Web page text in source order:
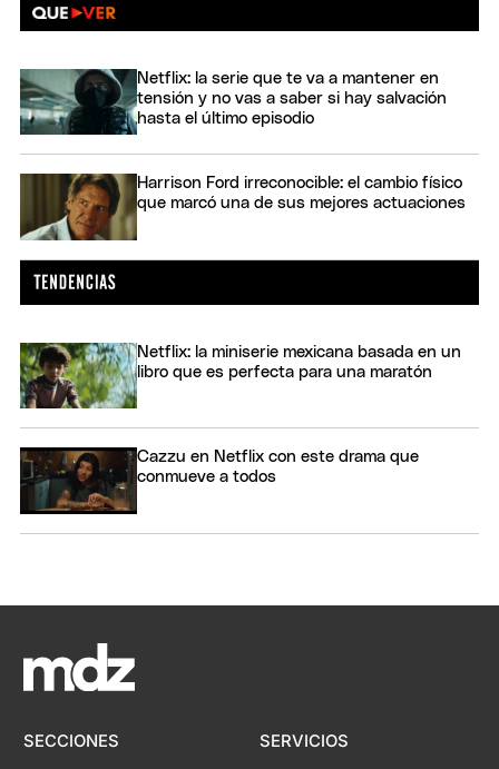
Netflix: la serie que te va a mantener en
tensión y no vas a saber si hay salvación
hasta el último episodio
Harrison Ford irreconocible: el cambio físico
que marcó una de sus mejores actuaciones
Netflix: la miniserie mexicana basada en un
libro que es perfecta para una maratón
Cazzu en Netflix con este drama que
conmueve a todos
SECCIONES SERVICIOS